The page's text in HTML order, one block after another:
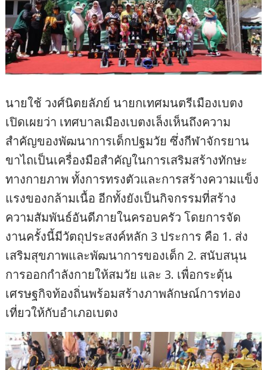
นายใช้ วงศ์นิตยลัภย์ นายกเทศมนตรีเมืองเบตง
เปิดเผยว่า เทศบาลเมืองเบตงเล็งเห็นถึงความ
สำคัญของพัฒนาการเด็กปฐมวัย ซึ่งกีฬาจักรยาน
ขาไถเป็นเครื่องมือสำคัญในการเสริมสร้างทักษะ
ทางกายภาพ ทั้งการทรงตัวและการสร้างความแข็ง
แรงของกล้ามเนื้อ อีกทั้งยังเป็นกิจกรรมที่สร้าง
ความสัมพันธ์อันดีภายในครอบครัว โดยการจัด
งานครั้งนี้มีวัตถุประสงค์หลัก 3 ประการ คือ 1. ส่ง
เสริมสุขภาพและพัฒนาการของเด็ก 2. สนับสนุน
การออกกำลังกายให้สมวัย และ 3. เพื่อกระตุ้น
เศรษฐกิจท้องถิ่นพร้อมสร้างภาพลักษณ์การท่อง
เที่ยวให้กับอำเภอเบตง